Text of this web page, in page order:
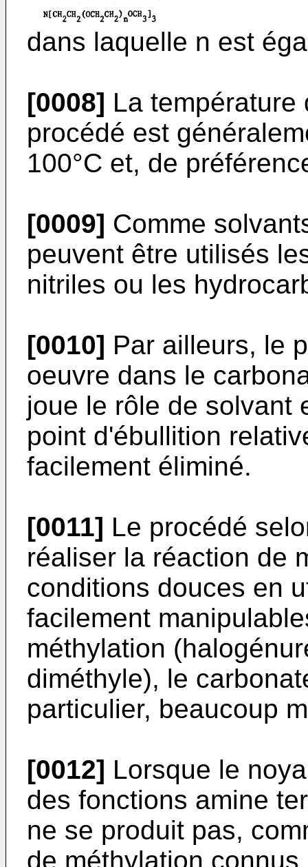
dans laquelle n est
[0008] La température
procédé est
100°C et, de
[0009] Comme
peuvent être utilisés
nitriles ou les
[0010] Par ailleurs, le
oeuvre dans le
joue le rôle de solvant
point d'ébullition
facilement éliminé.
[0011] Le procédé
réaliser la réaction de
conditions douces en
facilement
méthylation
diméthyle), le
particulier, beaucoup
[0012] Lorsque le
des fonctions amine
ne se produit pas,
de méthylation